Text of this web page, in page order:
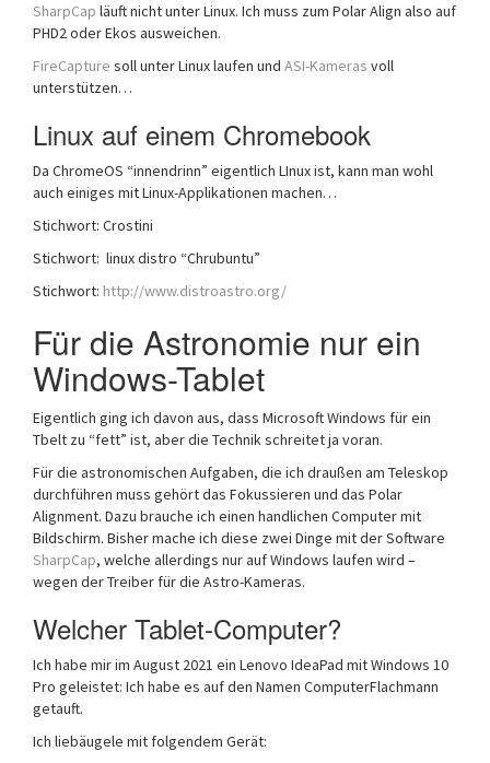
SharpCap läuft nicht unter Linux. Ich muss zum Polar Align also auf
PHD2 oder Ekos ausweichen.
FireCapture soll unter Linux laufen und ASI-Kameras voll
unterstützen…
Linux auf einem Chromebook
Da ChromeOS “innendrinn” eigentlich LInux ist, kann man wohl
auch einiges mit Linux-Applikationen machen…
Stichwort: Crostini
Stichwort: linux distro “Chrubuntu”
Stichwort: http://www.distroastro.org/
Für die Astronomie nur ein
Windows-Tablet
Eigentlich ging ich davon aus, dass Microsoft Windows für ein
Tbelt zu “fett” ist, aber die Technik schreitet ja voran.
Für die astronomischen Aufgaben, die ich draußen am Teleskop
durchführen muss gehört das Fokussieren und das Polar
Alignment. Dazu brauche ich einen handlichen Computer mit
Bildschirm. Bisher mache ich diese zwei Dinge mit der Software
SharpCap, welche allerdings nur auf Windows laufen wird –
wegen der Treiber für die Astro-Kameras.
Welcher Tablet-Computer?
Ich habe mir im August 2021 ein Lenovo IdeaPad mit Windows 10
Pro geleistet: Ich habe es auf den Namen ComputerFlachmann
getauft.
Ich liebäugele mit folgendem Gerät: